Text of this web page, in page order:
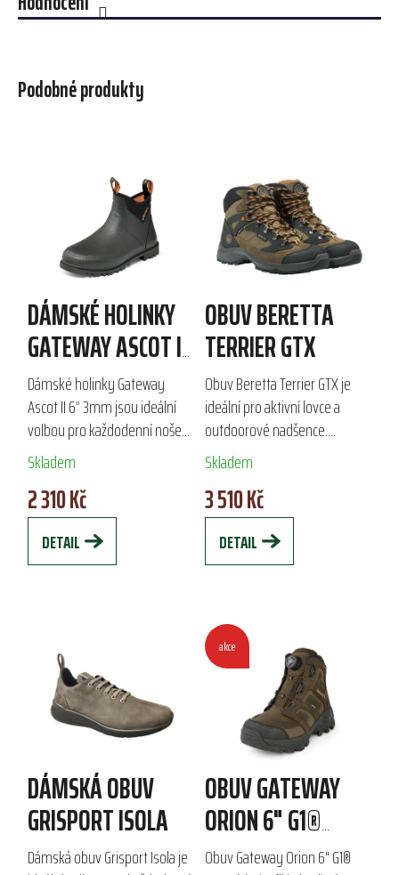
Podobné produkty
DÁMSKÉ HOLINKY
GATEWAY ASCOT II
6” 3MM
Dámské holinky Gateway
Ascot II 6” 3mm jsou ideální
volbou pro každodenní nošení
i outdoorové aktivity. Svršek z
voděodolného G1® 70
vulkanizovaného kaučuku a 3
mm neoprenová...
Skladem
2 310 Kč
DETAIL
OBUV BERETTA
TERRIER GTX
Obuv Beretta Terrier GTX je
ideální pro aktivní lovce a
outdoorové nadšence.
Vyrobená z voděodolného
semiše a Cordury, nabízí
komfort a stabilitu na různých
terénech. S...
Skladem
3 510 Kč
DETAIL
DÁMSKÁ OBUV
GRISPORT ISOLA
Dámská obuv Grisport Isola je
akce
OBUV GATEWAY
ORION 6" G1®
SPEED-LACING™
Obuv Gateway Orion 6" G1®